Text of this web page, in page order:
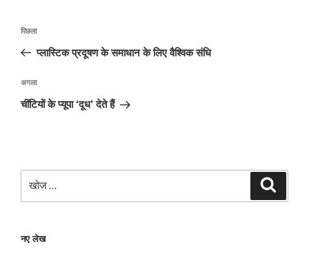
पोस्ट
पिछला
पोस्ट:
पिछला
प्लास्टिक प्रदूषण के समाधान के लिए वैश्विक संधि
अगली
पोस्ट
अगला
चींटियों के प्यूपा ‘दूध’ देते हैं
खोजे
नए लेख